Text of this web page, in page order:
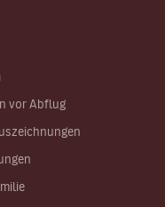
vor Abflug